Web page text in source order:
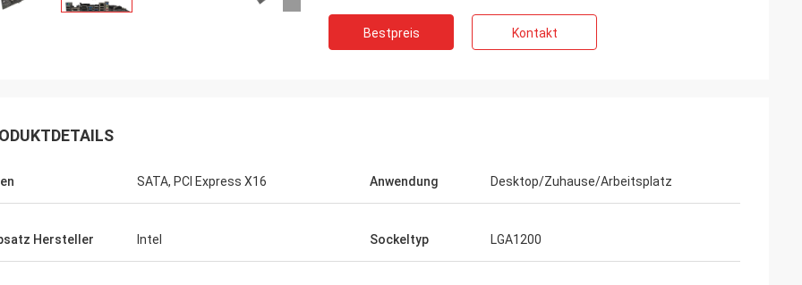
Bestpreis Kontakt
SATA, PCI Express X16 Anwendung Desktop/Zuhause/Arbeitsplatz
Hersteller Intel Sockeltyp LGA1200